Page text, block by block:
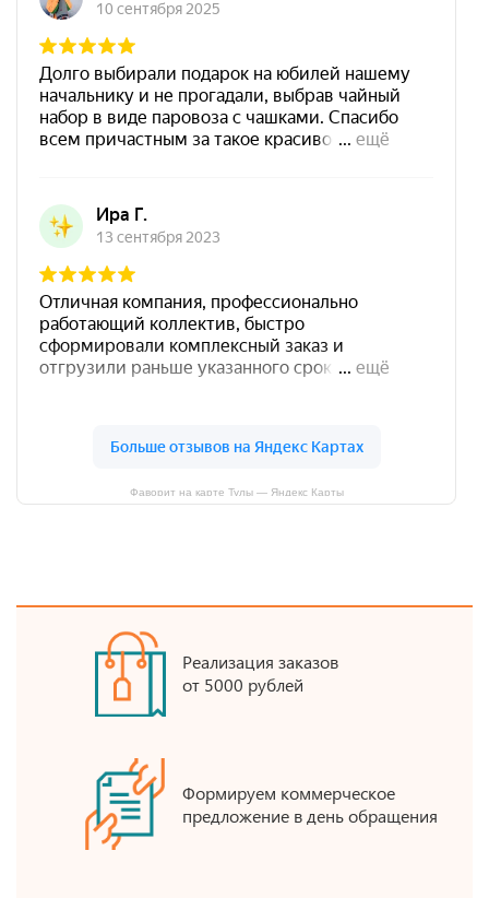
Фаворит на карте Тулы — Яндекс Карты
Реализация заказов
от 5000 рублей
Формируем коммерческое
предложение в день обращения